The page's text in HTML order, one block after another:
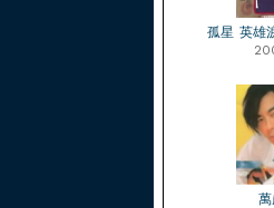
孤星 英雄
萬